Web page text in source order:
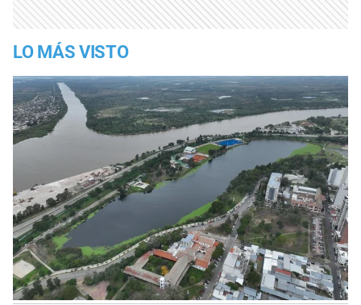
LO MÁS VISTO